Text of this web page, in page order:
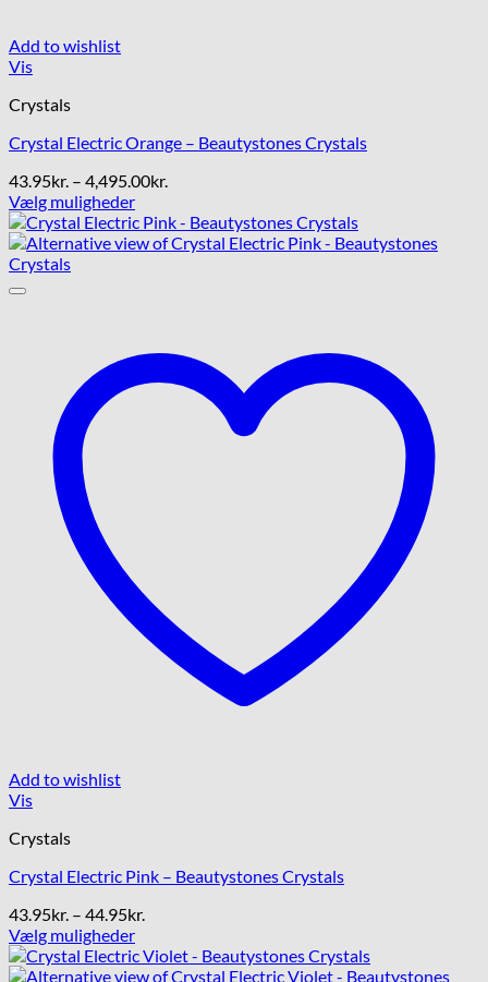
Add to wishlist
Vis
Crystals
Crystal Electric Orange – Beautystones Crystals
43.95kr. – 4,495.00kr.
til
4,495.00kr.
Vælg muligheder
Dette
vare
har
flere
varesiden
Add to wishlist
Vis
Crystals
Crystal Electric Pink – Beautystones Crystals
43.95kr. – 44.95kr.
til
44.95kr.
Vælg muligheder
Dette
vare